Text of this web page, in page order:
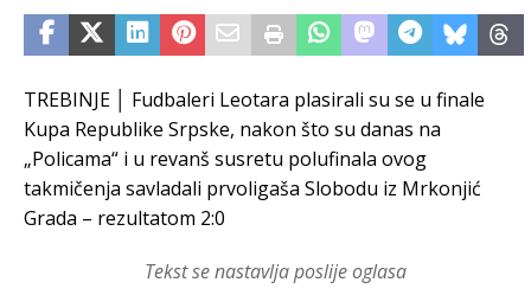
TREBINJE │ Fudbaleri Leotara plasirali su se u finale
Kupa Republike Srpske, nakon što su danas na
„Policama“ i u revanš susretu polufinala ovog
takmičenja savladali prvoligaša Slobodu iz Mrkonjić
Grada – rezultatom 2:0
Tekst se nastavlja poslije oglasa